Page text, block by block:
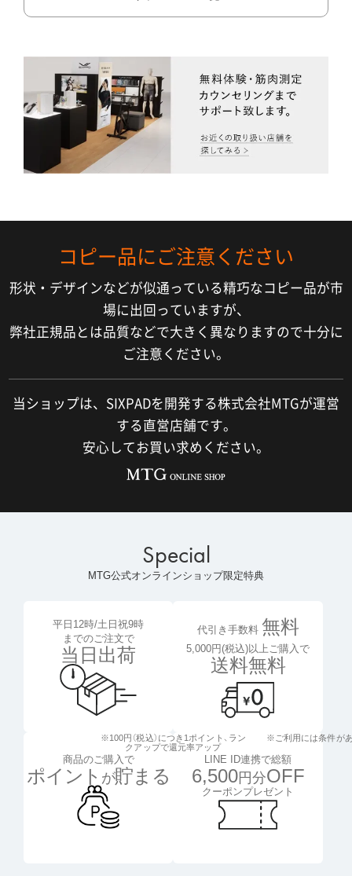
コピー品にご注意ください
形状・デザインなどが似通っている精巧なコピー品が市
場に出回っていますが、
弊社正規品とは品質などで大きく異なりますので十分に
ご注意ください。
当ショップは、SIXPADを開発する株式会社MTGが運営
する直営店舗です。
安心してお買い求めください。
Special
MTG公式オンラインショップ限定特典
平日12時/土日祝9時
までのご注文で
当日出荷
代引き手数料 無料
5,000円(税込)以上ご購入で
送料無料
商品のご購入で
ポイント が貯まる
※100円（税込）につき1ポイント、 ラン
クアップで還元率アップ
LINE ID連携で総額
6,500円分OFF
クーポンプレゼント
※ご利用には条件が